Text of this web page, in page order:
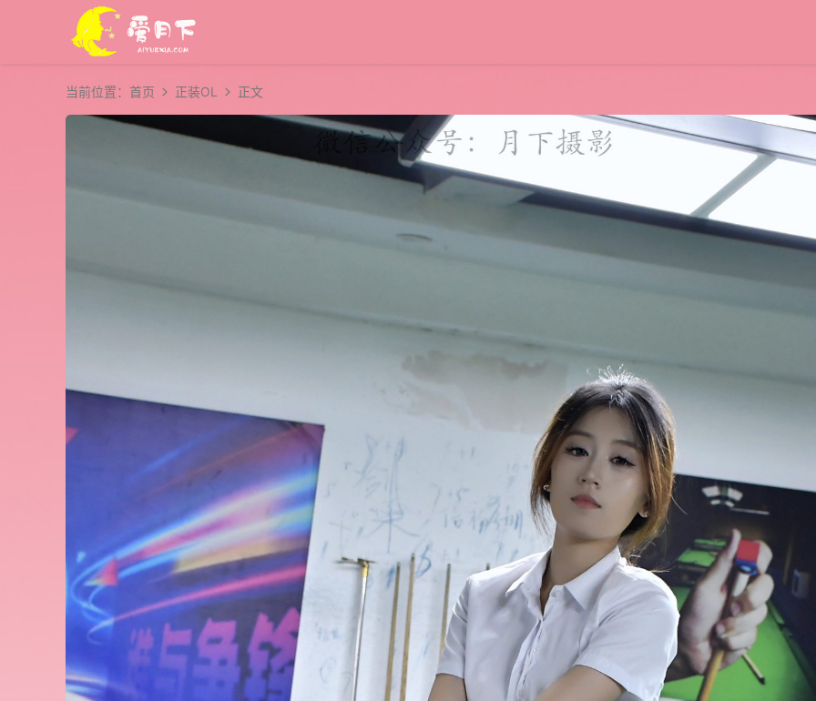
当前位置： 首页 正装OL 正文